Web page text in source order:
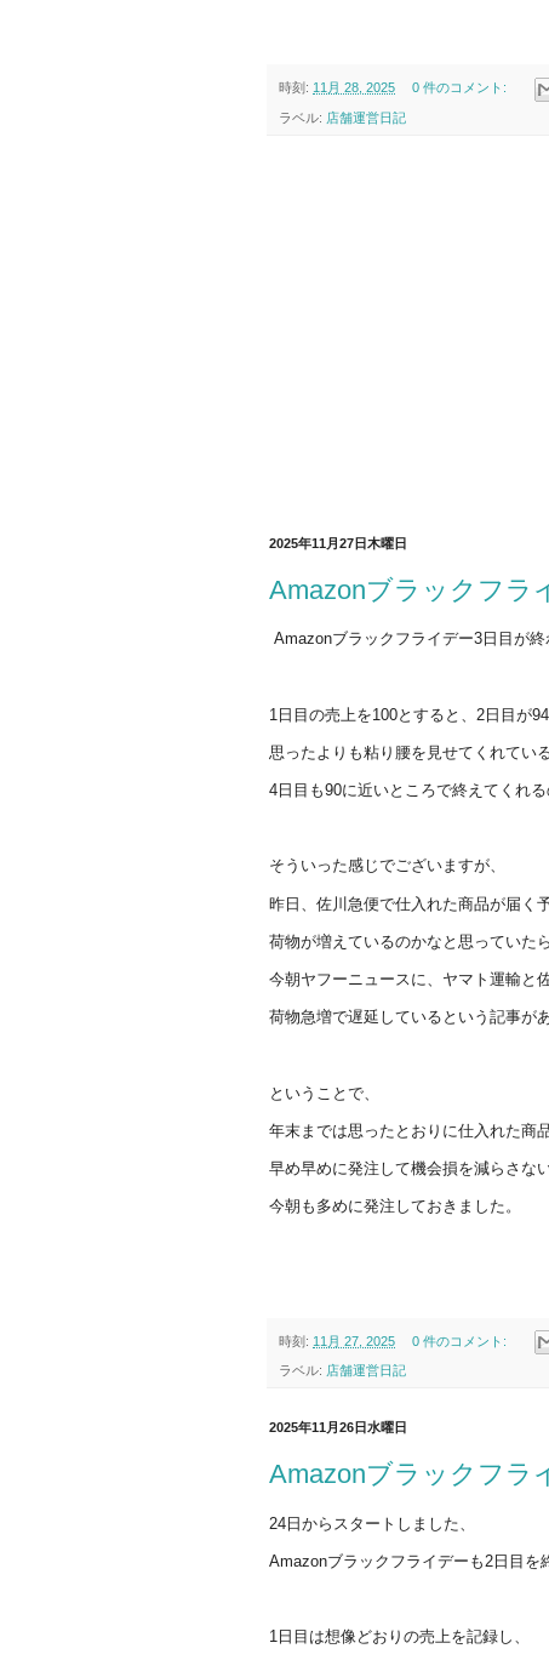
時刻: 11月 28, 2025 0 件のコメント:
ラベル: 店舗運営日記
2025年11月27日木曜日
Amazonブラックフラ
Amazonブラックフライデー3日目が終
1日目の売上を100とすると、2日目が
思ったよりも粘り腰を見せてくれてい
4日目も90に近いところで終えてくれる
そういった感じでございますが、
昨日、佐川急便で仕入れた商品が届く
荷物が増えているのかなと思っていたら
今朝ヤフーニュースに、ヤマト運輸と
荷物急増で遅延しているという記事が
ということで、
年末までは思ったとおりに仕入れた商
早め早めに発注して機会損を減らさな
今朝も多めに発注しておきました。
時刻: 11月 27, 2025 0 件のコメント:
ラベル: 店舗運営日記
2025年11月26日水曜日
Amazonブラックフラ
24日からスタートしました、
Amazonブラックフライデーも2日目を
1日目は想像どおりの売上を記録し、